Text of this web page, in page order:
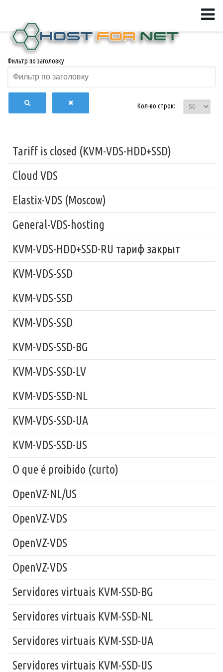
Фильтр по заголовку
Кол-во строк:
Tariff is closed (KVM-VDS-HDD+SSD)
Cloud VDS
Elastix-VDS (Moscow)
General-VDS-hosting
KVM-VDS-HDD+SSD-RU тариф закрыт
KVM-VDS-SSD
KVM-VDS-SSD
KVM-VDS-SSD
KVM-VDS-SSD-BG
KVM-VDS-SSD-LV
KVM-VDS-SSD-NL
KVM-VDS-SSD-UA
KVM-VDS-SSD-US
O que é proibido (curto)
OpenVZ-NL/US
OpenVZ-VDS
OpenVZ-VDS
OpenVZ-VDS
Servidores virtuais KVM-SSD-BG
Servidores virtuais KVM-SSD-NL
Servidores virtuais KVM-SSD-UA
Servidores virtuais KVM-SSD-US